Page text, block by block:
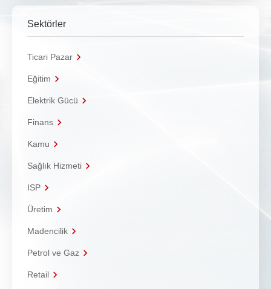
Sektörler
Ticari Pazar
Eğitim
Elektrik Gücü
Finans
Kamu
Sağlık Hizmeti
ISP
Üretim
Madencilik
Petrol ve Gaz
Retail